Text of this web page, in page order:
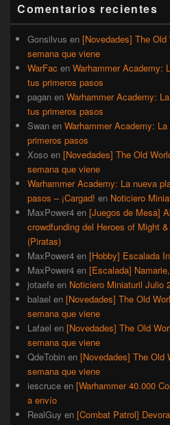
lateral
primaria
Comentarios recientes
Gonsilvus en [Novedades] The
semana que viene
WarFac en Warhammer Academy:
tus primeros pasos
pagan en Warhammer Academy:
tus primeros pasos
Swan en Warhammer Academy:
primeros pasos
Xoso en [Novedades] The Old
semana que viene
Warhammer Academy: La nueva
pasos – ¡Cargad! en Noticiero
MaxPower4 en [Juegos de Mesa]
crowdfunding del Heroes of Might
(Piratas)
MaxPower4 en [Hobby] Escalada
MaxPower4 en [Escalada]
jotaefe en Noticiero Miniaturil Julio
balael en [Novedades] The Old
semana que viene
Lafael en [Novedades] The Old
semana que viene
QdeTobin en [Novedades] The Old
semana que viene
iescruce en [Warhammer 40.000
a envío
RealGuy en [Combat Patrol]